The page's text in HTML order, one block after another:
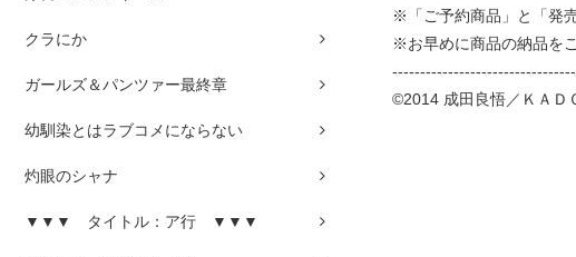
クラにか
ガールズ＆パンツァー最終章
幼馴染とはラブコメにならない
灼眼のシャナ
▼▼▼ タイトル：ア行 ▼▼▼
※「ご予約商品」と「発
※お早めに商品の納品を
©2014 成田良悟／ＫＡＤ